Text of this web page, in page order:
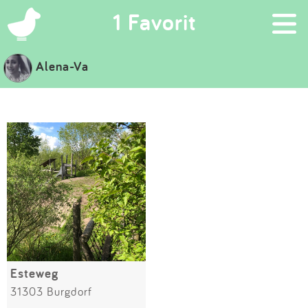
1 Favorit ×
Suchen
Eintragen
App
Blog
Partner
Alena-Va
Esteweg
31303 Burgdorf